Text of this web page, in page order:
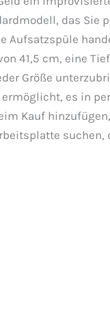
das Sie
41,5 cm, eine
Größe
es in
Kauf
suchen,